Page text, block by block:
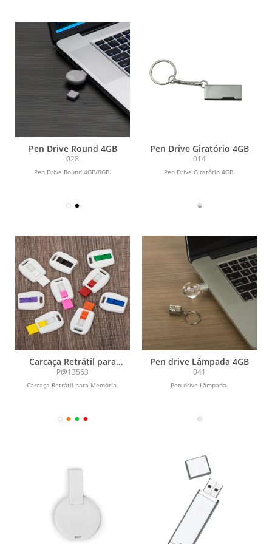
Pen Drive Round 4GB
028
Pen Drive Round 4GB/8GB.
Pen Drive Giratório 4GB
014
Pen Drive Giratório 4GB.
Carcaça Retrátil para
Memória
P@13563
Carcaça Retrátil para Memória.
Pen drive Lâmpada 4GB
041
Pen drive Lâmpada.